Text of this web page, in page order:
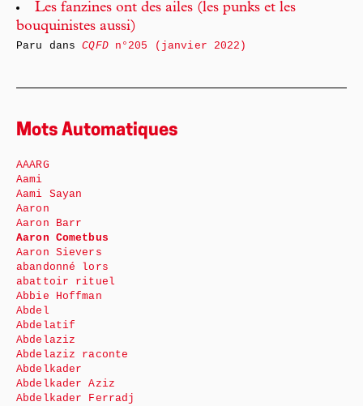
Les fanzines ont des ailes (les punks et les
bouquinistes aussi)
Paru dansCQFDn°205 (janvier 2022)
Mots Automatiques
AAARG
Aami
Aami Sayan
Aaron
Aaron Barr
Aaron Cometbus
Aaron Sievers
abandonné lors
abattoir rituel
Abbie Hoffman
Abdel
Abdelatif
Abdelaziz
Abdelaziz raconte
Abdelkader
Abdelkader Aziz
Abdelkader Ferradj